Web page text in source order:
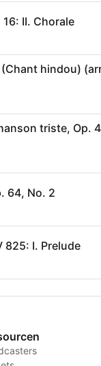
II. Chorale
hindou)
triste, Op.
64, No. 2
825: I. Prelude